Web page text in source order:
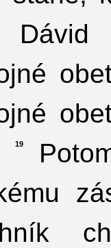
Dávid
19